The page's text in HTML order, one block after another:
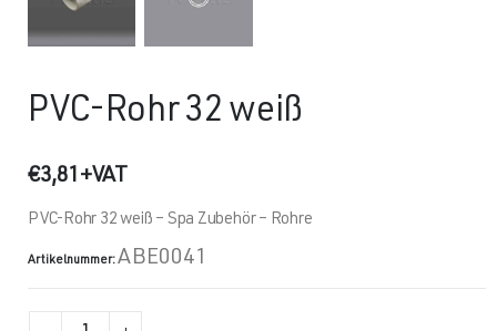
PVC-Rohr 32 weiß
€3,81 +VAT
PVC-Rohr 32 weiß – Spa Zubehör – Rohre
Artikelnummer:ABE0041